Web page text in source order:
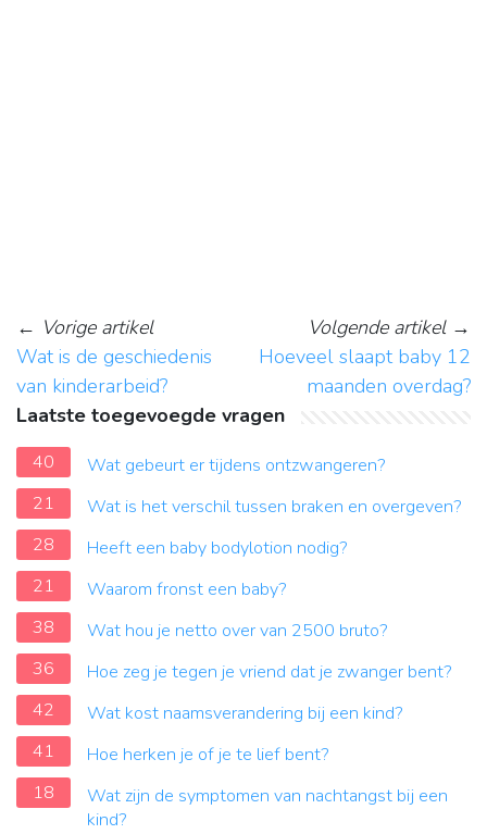
← Vorige artikel
Wat is de geschiedenis
van kinderarbeid?
Volgende artikel→
Hoeveel slaapt baby 12
maanden overdag?
Laatste toegevoegde vragen
40
Wat gebeurt er tijdens ontzwangeren?
21
Wat is het verschil tussen braken en overgeven?
28
Heeft een baby bodylotion nodig?
21
Waarom fronst een baby?
38
Wat hou je netto over van 2500 bruto?
36
Hoe zeg je tegen je vriend dat je zwanger bent?
42
Wat kost naamsverandering bij een kind?
41
Hoe herken je of je te lief bent?
18
Wat zijn de symptomen van nachtangst bij een
kind?